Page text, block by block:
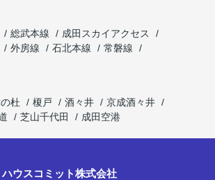
総武本線
成田スカイアクセス
外房線 石北本線
常磐線
杜 榎戸 酒々井
京成酒々井
芝山千代田 成田空港
ハウスコミット株式会社